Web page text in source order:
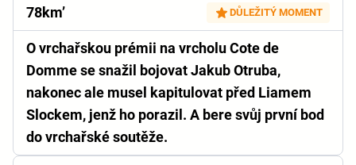
78km’ DŮLEŽITÝ MOMENT
O vrchařskou prémii na vrcholu Cote de
Domme se snažil bojovat Jakub Otruba,
nakonec ale musel kapitulovat před Liamem
Slockem, jenž ho porazil. A bere svůj první bod
do vrchařské soutěže.